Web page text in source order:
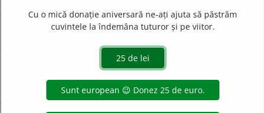
g.-d. art.dizenteriei;
Cu o mică donație aniversară ne-ați ajuta să păstrăm
cuvintele la îndemâna tuturor și pe viitor.